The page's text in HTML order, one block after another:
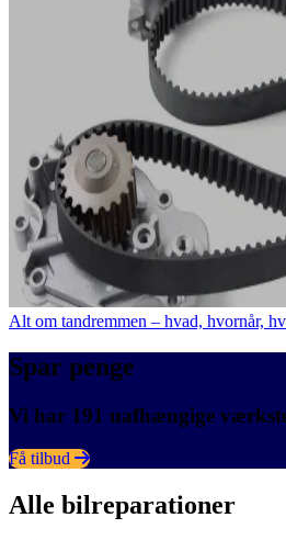
Alt om tandremmen – hvad, hvornår,
Spar penge
Vi har 191 uafhængige
Få tilbud
Alle bilreparationer